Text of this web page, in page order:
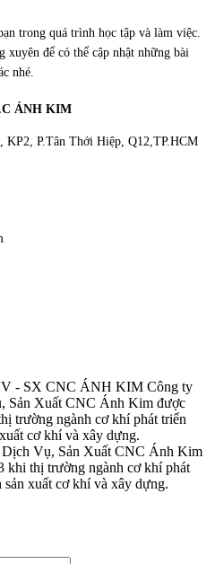
trong quá trình học tập và làm việc.
xuyên để có thể cập nhật những bài
nhé.
ÁNH KIM
P.Tân Thới Hiệp, Q12,TP.HCM
- SX CNC ÁNH KIM Công ty
Sản Xuất CNC Ánh Kim được
trường ngành cơ khí phát triển
cơ khí và xây dựng.
Vụ, Sản Xuất CNC Ánh Kim
khi thị trường ngành cơ khí phát
xuất cơ khí và xây dựng.